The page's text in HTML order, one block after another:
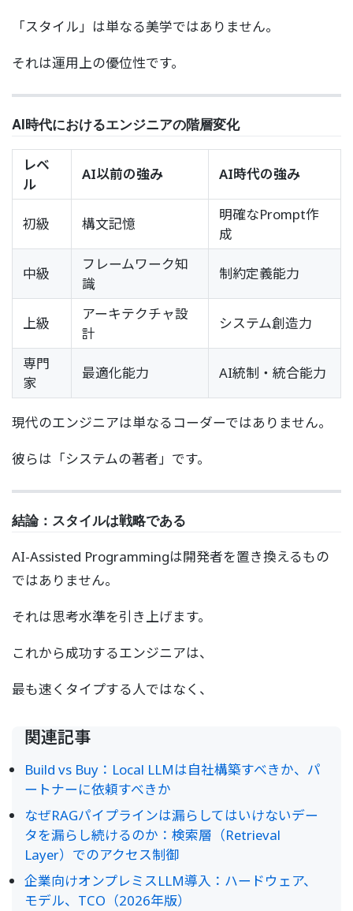
「スタイル」は単なる美学ではありません。
それは運用上の優位性です。
AI時代におけるエンジニアの階層変化
レベ
ル
AI以前の強み AI時代の強み
初級 構文記憶
明確なPrompt作
成
中級
フレームワーク知
識
制約定義能力
上級
アーキテクチャ設
計
システム創造力
専門
家
最適化能力 AI統制・統合能力
現代のエンジニアは単なるコーダーではありません。
彼らは「システムの著者」です。
結論：スタイルは戦略である
AI-Assisted Programmingは開発者を置き換えるもの
ではありません。
それは思考水準を引き上げます。
これから成功するエンジニアは、
最も速くタイプする人ではなく、
関連記事
Build vs Buy：Local LLMは自社構築すべきか、パ
ートナーに依頼すべきか
なぜRAGパイプラインは漏らしてはいけないデー
タを漏らし続けるのか：検索層（Retrieval
Layer）でのアクセス制御
企業向けオンプレミスLLM導入：ハードウェア、
モデル、TCO（2026年版）